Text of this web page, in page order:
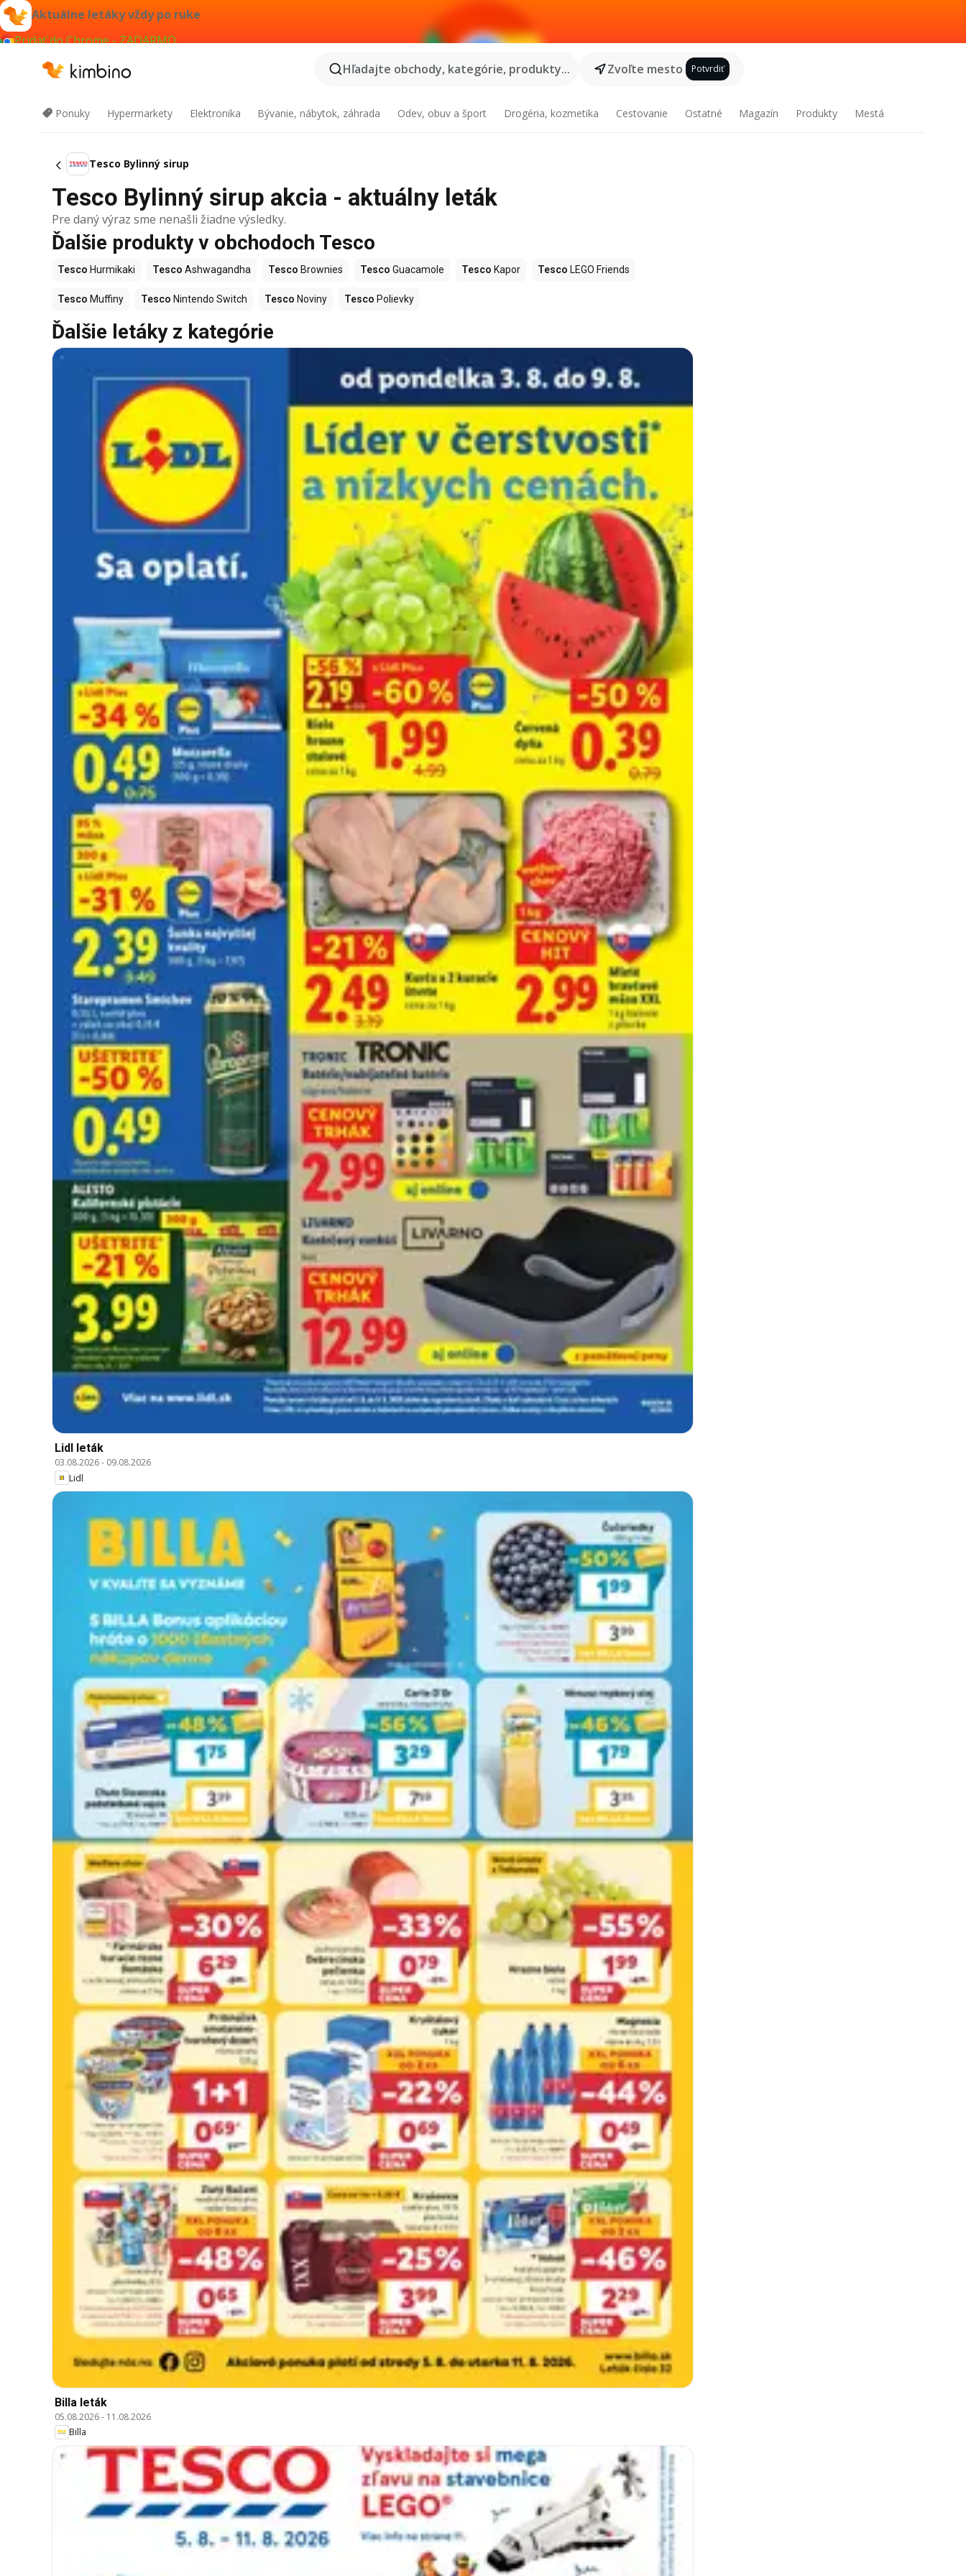
Aktuálne letáky vždy po ruke
Pridať do Chrome - ZADARMO
Hľadajte obchody, kategórie, produkty...
Zvoľte mesto Potvrdiť
Ponuky Hypermarkety Elektronika Bývanie, nábytok, záhrada Odev, obuv a šport Drogéria, kozmetika Cestovanie Ostatné Magazín Produkty Mestá
Tesco Bylinný sirup
Tesco Bylinný sirup akcia - aktuálny leták
Pre daný výraz sme nenašli žiadne výsledky.
Ďalšie produkty v obchodoch Tesco
Tesco Hurmikaki Tesco Ashwagandha Tesco Brownies Tesco Guacamole Tesco Kapor Tesco LEGO Friends
Tesco Muffiny Tesco Nintendo Switch Tesco Noviny Tesco Polievky
Ďalšie letáky z kategórie
Lidl leták
03.08.2026- 09.08.2026
Lidl
Billa leták
05.08.2026- 11.08.2026
Billa